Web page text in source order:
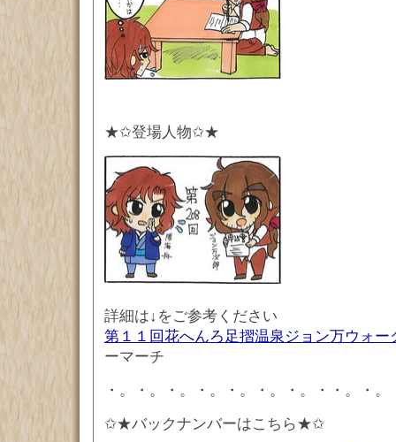
★✩登場人物✩★
詳細は↓をご参考ください
第１１回花へんろ足摺温泉ジョン万ウォー
ーマーチ
・。・。・。・。・。・。・。・・。・
✩★バックナンバーはこちら★✩